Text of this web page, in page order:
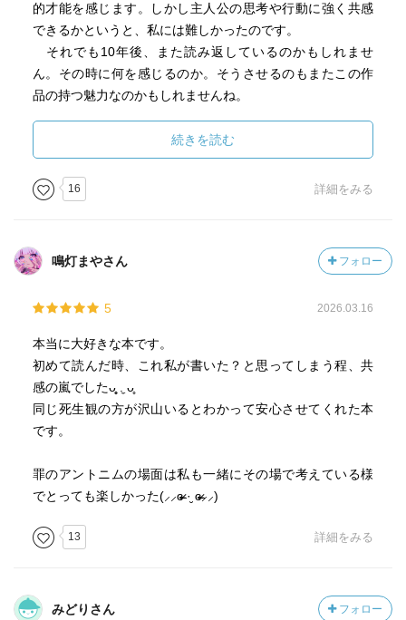
だが、彼自身は女に好かれていることは自覚しているが、
助けられたとは思っていない。むしろ「つけ込まれた」と
いう表現をしており、ここにも被害者意識が垣間見える。
や罪など、抽象的概念に対する思考は好んで行う。作中で
「こうなりたい」「これを成し遂げたい」という目標や野
だから、その目的のために手段としての平易な生活を積み
上げることができない。その行為の意味が理解できないの
だ。
「ビジョンがない人間は人間に非ず。人間失格。」
である。
同刊収録の『桜桃』も、短いストーリーでありながら主人
的才能を感じます。しかし主人公の思考や行動に強く共感
できるかというと、私には難しかったのです。
それでも10年後、また読み返しているのかもしれませ
ん。その時に何を感じるのか。そうさせるのもまたこの作
品の持つ魅力なのかもしれませんね。
続きを読む
16 詳細をみる
鳴灯まやさん フォロー
5 2026.03.16
本当に大好きな本です。
初めて読んだ時、これ私が書いた？と思ってしまう程、共
感の嵐でしたᴗ̥̥ .̼ ᴗ̥
同じ死生観の方が沢山いるとわかって安心させてくれた本
です。
罪のアントニムの場面は私も一緒にその場で考えている様
でとっても楽しかった(⸝⸝ɞ̴̶̷ ·̮ ɞ̴̶̷⸝⸝)
13 詳細をみる
みどりさん フォロー